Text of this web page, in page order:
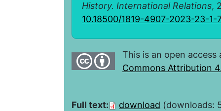
History. International Relations,
10.18500/1819-4907-2023-23-1-
This is an open
Commons Attribution
Full text: download (downloads: